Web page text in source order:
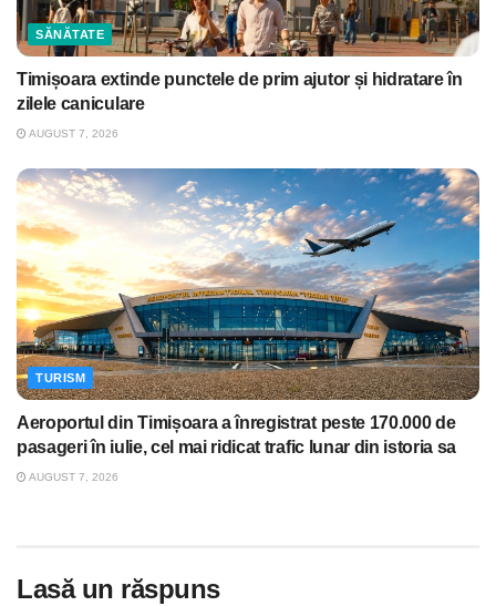
SĂNĂTATE
Timișoara extinde punctele de prim ajutor și hidratare în
zilele caniculare
AUGUST 7, 2026
TURISM
Aeroportul din Timișoara a înregistrat peste 170.000 de
pasageri în iulie, cel mai ridicat trafic lunar din istoria sa
AUGUST 7, 2026
Lasă un răspuns